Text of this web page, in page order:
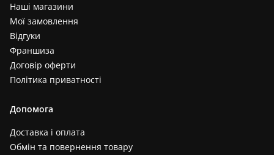
Наші магазини
Мої замовлення
Відгуки
Франшиза
Договір оферти
Політика приватності
Допомога
Доставка і оплата
Обмін та повернення товару